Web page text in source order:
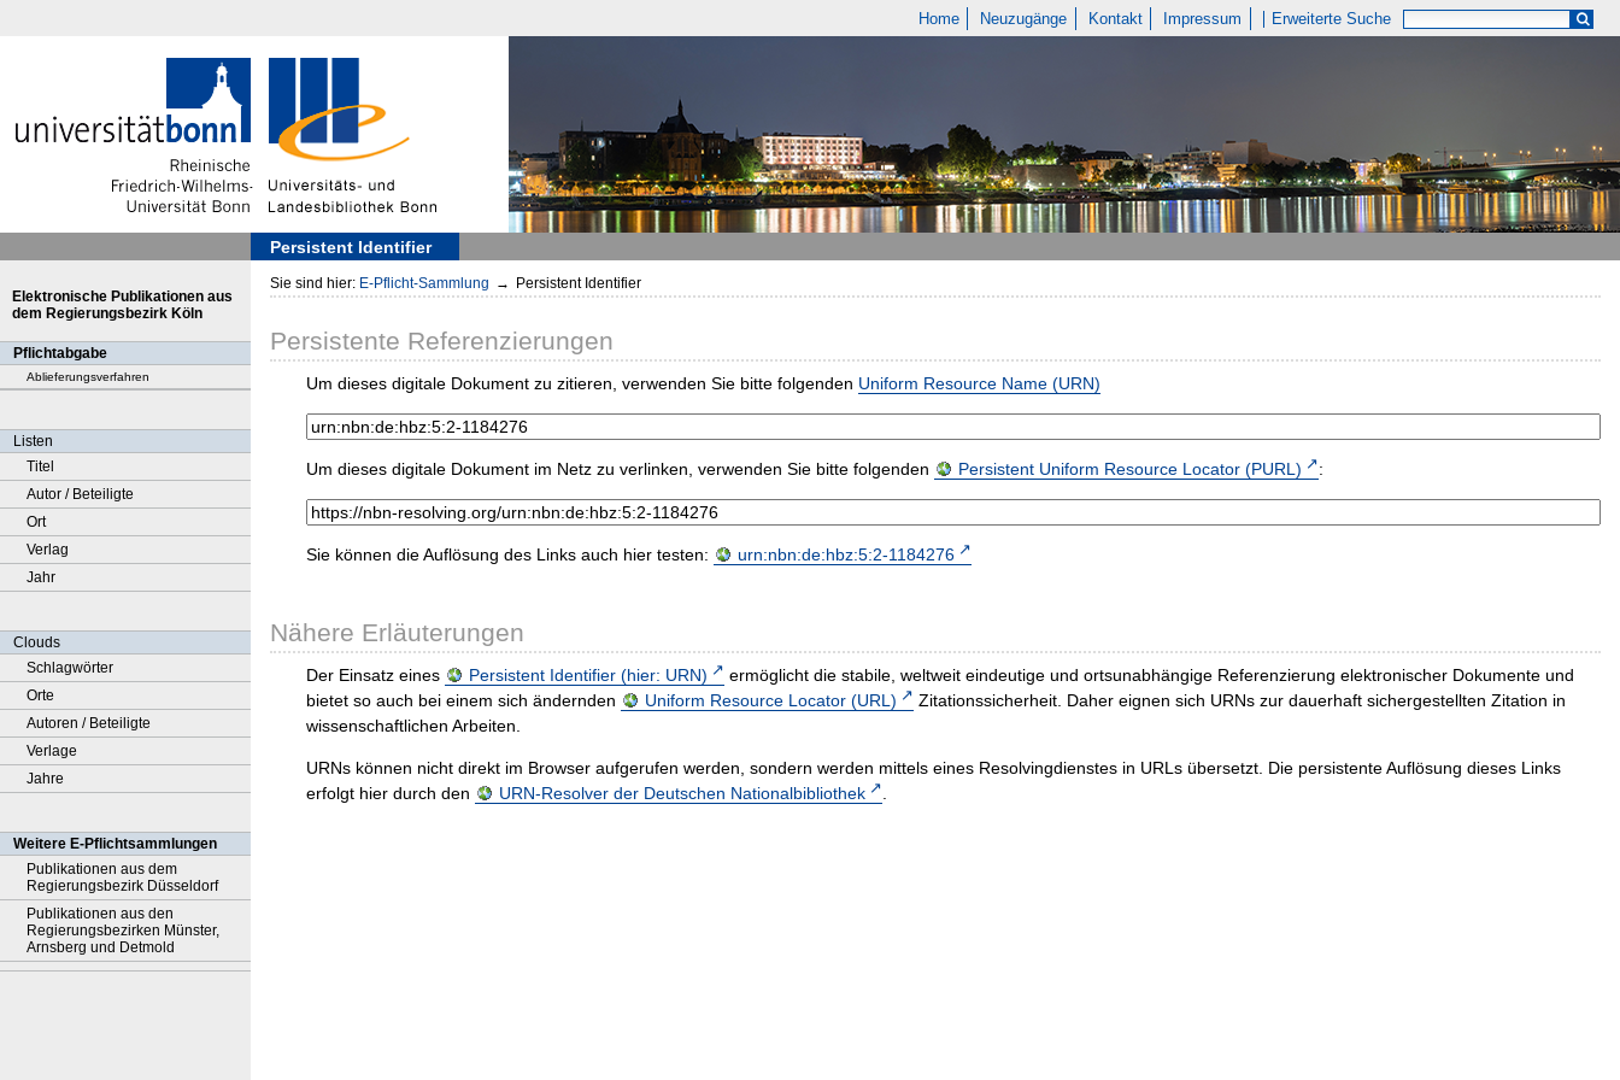
Home Neuzugänge Kontakt Impressum Erweiterte Suche
Persistent Identifier
Elektronische Publikationen aus
dem Regierungsbezirk Köln
Pflichtabgabe
Ablieferungsverfahren
Listen
Titel
Autor / Beteiligte
Ort
Verlag
Jahr
Clouds
Schlagwörter
Orte
Autoren / Beteiligte
Verlage
Jahre
Weitere E-Pflichtsammlungen
Publikationen aus dem
Regierungsbezirk Düsseldorf
Publikationen aus den
Regierungsbezirken Münster,
Arnsberg und Detmold
Sie sind hier: E-Pflicht-Sammlung → Persistent Identifier
Persistente Referenzierungen
Um dieses digitale Dokument zu zitieren, verwenden Sie bitte folgenden Uniform Resource Name (URN)
Um dieses digitale Dokument im Netz zu verlinken, verwenden Sie bitte folgenden Persistent Uniform Resource Locator (PURL) :
Sie können die Auflösung des Links auch hier testen: urn:nbn:de:hbz:5:2-1184276
Nähere Erläuterungen
Der Einsatz eines Persistent Identifier (hier: URN)
ermöglicht die stabile, weltweit eindeutige und ortsunabhängige Referenzierung elektronischer Dokumente und
bietet so auch bei einem sich ändernden
Uniform Resource Locator (URL)
Zitationssicherheit. Daher eignen sich URNs zur dauerhaft sichergestellten Zitation in
wissenschaftlichen Arbeiten.
URNs können nicht direkt im Browser aufgerufen werden, sondern werden mittels eines Resolvingdienstes in URLs übersetzt. Die persistente Auflösung dieses Links
erfolgt hier durch den
URN-Resolver der Deutschen Nationalbibliothek .